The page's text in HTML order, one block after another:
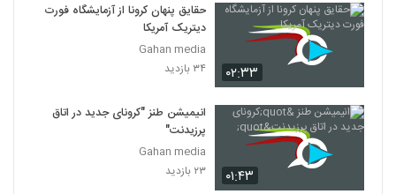
۰۲:۳۳
حقایق پنهان کرونا از آزمایشگاه فورت
دیتریک آمریکا
Gahan media
۳۴ بازدید
۰۱:۴۳
انیمیشن طنز "کرونای جدید در اتاق
پرزیدنت"
Gahan media
۲۳ بازدید